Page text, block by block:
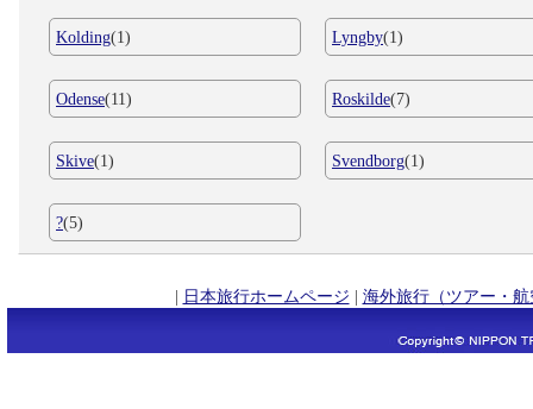
Kolding(1) Lyngby(1)
Odense(11) Roskilde(7)
Skive(1) Svendborg(1)
?(5)
| 日本旅行ホームページ | 海外旅行（ツアー・航